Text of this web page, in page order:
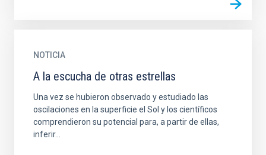
NOTICIA
A la escucha de otras estrellas
Una vez se hubieron observado y estudiado las
oscilaciones en la superficie el Sol y los científicos
comprendieron su potencial para, a partir de ellas,
inferir...